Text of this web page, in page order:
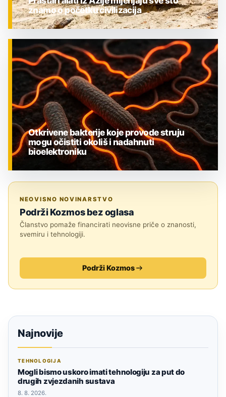
ZNANOST
znamo o početku civilizacija
Otkrivene bakterije koje provode struju
mogu očistiti okoliš i nadahnuti
bioelektroniku
NEOVISNO NOVINARSTVO
Podrži Kozmos bez oglasa
Članstvo pomaže financirati neovisne priče o znanosti,
svemiru i tehnologiji.
Podrži Kozmos
Najnovije
TEHNOLOGIJA
Mogli bismo uskoro imati tehnologiju za put do
drugih zvjezdanih sustava
8. 8. 2026.